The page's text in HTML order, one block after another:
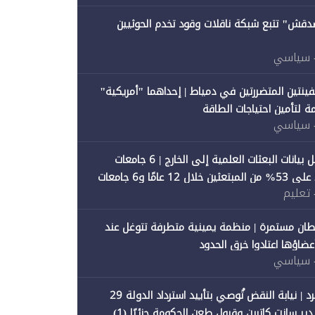
تتبع شبكة ناقلات وقود تخدم الحوثيين
سياسي
المتضررتين في دمياط | إحداهما "أمريكية"
لتأمين احتياجات الطاقة
سياسي
"متصدقش" تحلل بيانات البعثات العلمية إلى الخارج | 6 جامعات
حكومية تستحوذ على 53% من المبتعثين خلال 12 عامًا و6 جامعات
تعليم
مستمرة | منظمة يمينية متطرفة تتوغل عند
اعتادوا خرق الحدود
سياسي
"متصدقش" تنفرد | نيابة النقض تُوصي بتأييد استرداد الدولة 29